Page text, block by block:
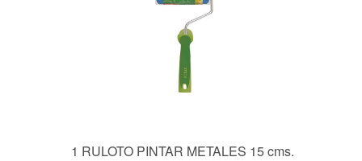
1 RULOTO PINTAR METALES 15 cms.